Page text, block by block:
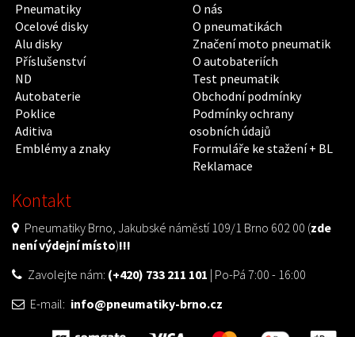
Pneumatiky
Ocelové disky
Alu disky
Příslušenství
ND
Autobaterie
Poklice
Aditiva
Emblémy a znaky
O nás
O pneumatikách
Značení moto pneumatik
O autobateriích
Test pneumatik
Obchodní podmínky
Podmínky ochrany
osobních údajů
Formuláře ke stažení + BL
Reklamace
Kontakt
Pneumatiky Brno, Jakubské náměstí 109/1 Brno 602 00 (zde
není výdejní místo)!!!
Zavolejte nám: (+420) 733 211 101 | Po-Pá 7:00 - 16:00
E-mail: info@pneumatiky-brno.cz